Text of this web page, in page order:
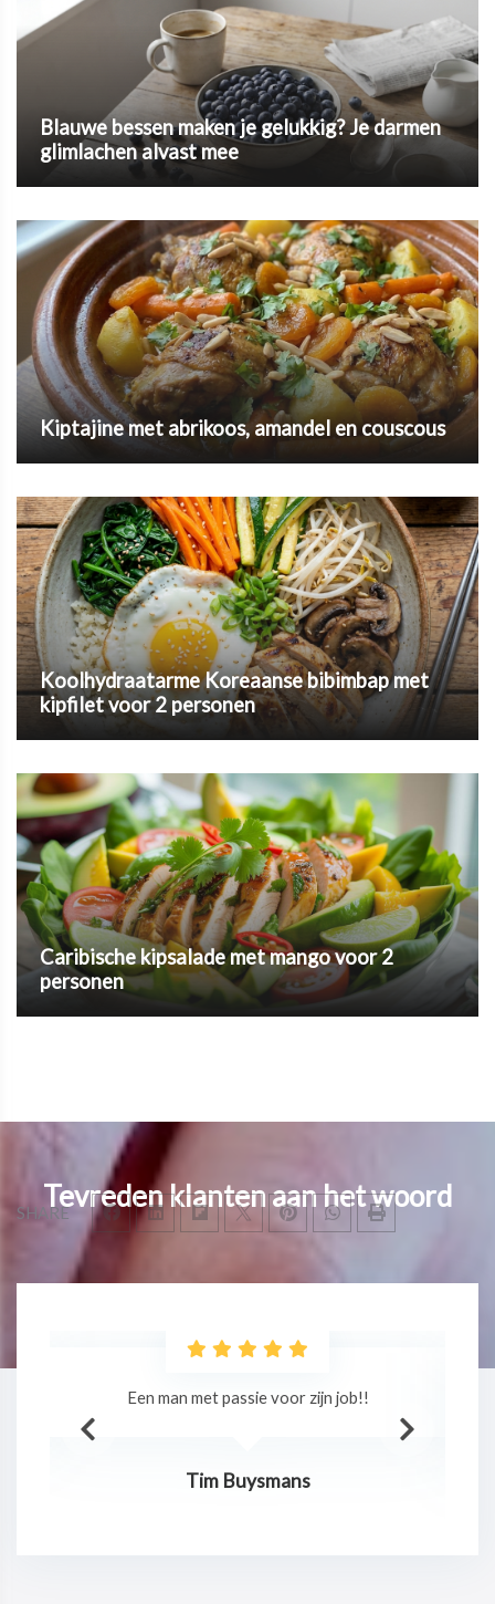
SHARE
Blauwe bessen maken je gelukkig? Je darmen
glimlachen alvast mee
Kiptajine met abrikoos, amandel en couscous
Koolhydraatarme Koreaanse bibimbap met
kipfilet voor 2 personen
Caribische kipsalade met mango voor 2
personen
Tevreden klanten aan het woord
Tim Buysmans
Een man met passie voor zijn job!!